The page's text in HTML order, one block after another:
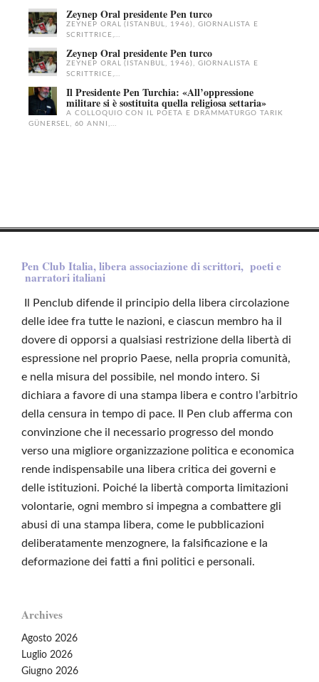
Zeynep Oral presidente Pen turco
ZEYNEP ORAL (ISTANBUL, 1946), GIORNALISTA E
SCRITTRICE,...
Zeynep Oral presidente Pen turco
ZEYNEP ORAL (ISTANBUL, 1946), GIORNALISTA E
SCRITTRICE,...
Il Presidente Pen Turchia: «All’oppressione
militare si è sostituita quella religiosa settaria»
A COLLOQUIO CON IL POETA E DRAMMATURGO TARIK
GÜNERSEL, 60 ANNI,...
Pen Club Italia, libera associazione di scrittori, poeti e
narratori italiani
Il Penclub difende il principio della libera circolazione
delle idee fra tutte le nazioni, e ciascun membro ha il
dovere di opporsi a qualsiasi restrizione della libertà di
espressione nel proprio Paese, nella propria comunità,
e nella misura del possibile, nel mondo intero. Si
dichiara a favore di una stampa libera e contro l’arbitrio
della censura in tempo di pace. Il Pen club afferma con
convinzione che il necessario progresso del mondo
verso una migliore organizzazione politica e economica
rende indispensabile una libera critica dei governi e
delle istituzioni. Poiché la libertà comporta limitazioni
volontarie, ogni membro si impegna a combattere gli
abusi di una stampa libera, come le pubblicazioni
deliberatamente menzognere, la falsificazione e la
deformazione dei fatti a fini politici e personali.
Archives
Agosto 2026
Luglio 2026
Giugno 2026